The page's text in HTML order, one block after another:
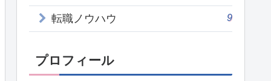
転職ノウハウ 9
プロフィール